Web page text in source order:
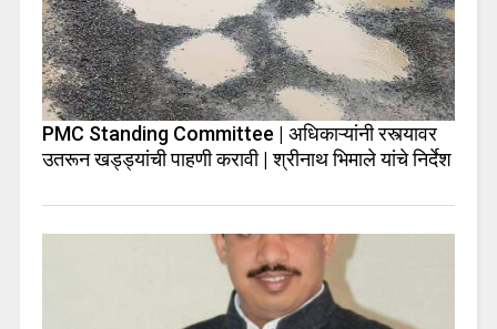
PMC Standing Committee | अधिकाऱ्यांनी रस्त्यावर
उतरून खड्ड्यांची पाहणी करावी | श्रीनाथ भिमाले यांचे निर्देश